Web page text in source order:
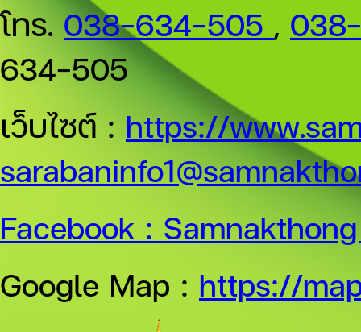
โทร.038-634-505 ,
634-505
เว็บไซต์ : https://
Facebook :
Google Map : https://